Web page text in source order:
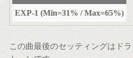
EXP-1 (Min=31% / Max=65%)
この曲最後のセッティングはド